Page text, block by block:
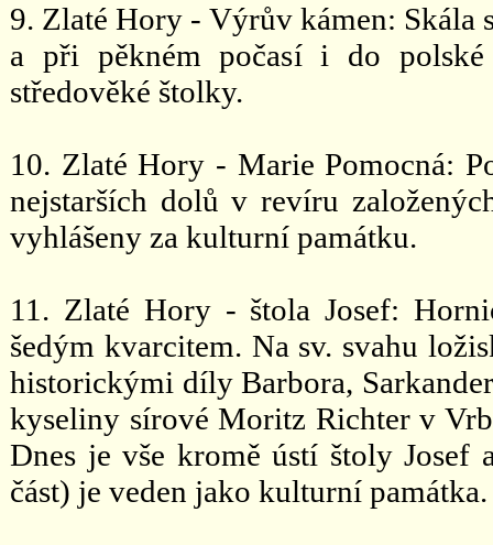
9. Zlaté Hory - Výrův kámen: Skála
a při pěkném počasí i do
středověké štolky.
10. Zlaté Hory - Marie Pomocná:
nejstarších dolů v revíru
vyhlášeny za kulturní památku.
11. Zlaté Hory - štola Josef:
šedým kvarcitem. Na sv. svahu
historickými díly Barbora,
kyseliny sírové Moritz Richter v
Dnes je vše kromě ústí štoly Josef
část) je veden jako kulturní památka.